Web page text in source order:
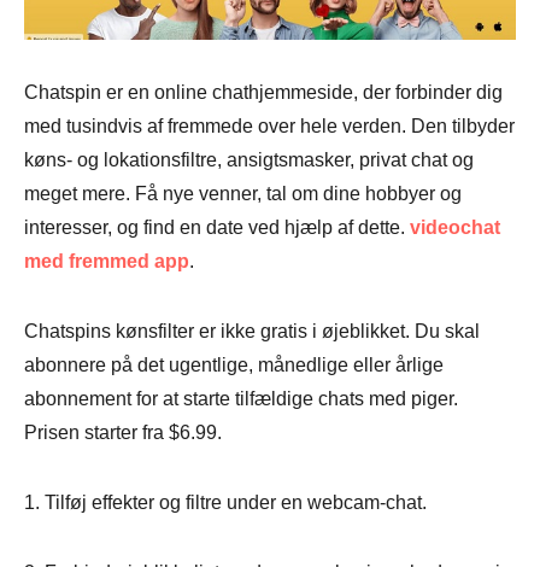
Chatspin er en online chathjemmeside, der forbinder dig
med tusindvis af fremmede over hele verden. Den tilbyder
køns- og lokationsfiltre, ansigtsmasker, privat chat og
meget mere. Få nye venner, tal om dine hobbyer og
interesser, og find en date ved hjælp af dette. videochat
med fremmed app.
Chatspins kønsfilter er ikke gratis i øjeblikket. Du skal
abonnere på det ugentlige, månedlige eller årlige
abonnement for at starte tilfældige chats med piger.
Prisen starter fra $6.99.
1. Tilføj effekter og filtre under en webcam-chat.